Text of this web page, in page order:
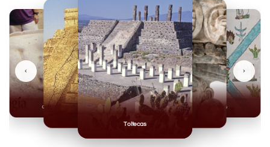
Toltecas
Mexicas
Olmecas
‹ ›